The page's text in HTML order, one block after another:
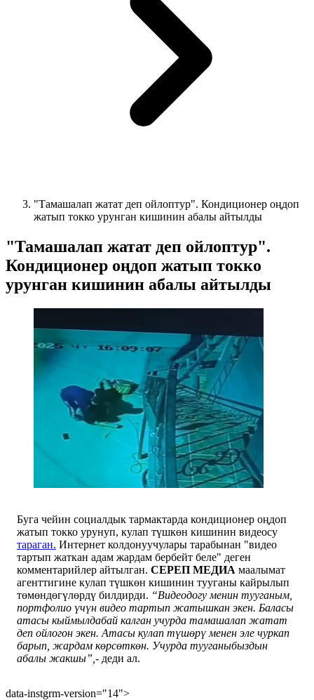
"Тамашалап жатат деп ойлоптур". Кондиционер оңдоп
жатып токко урунган кишинин абалы айтылды
"Тамашалап жатат деп ойлоптур".
Кондиционер оңдоп жатып токко
урунган кишинин абалы айтылды
Буга чейин социалдык тармактарда кондиционер оңдоп
жатып токко урунуп, кулап түшкөн кишинин видеосу
тараган. Интернет колдонуучулары тарабынан "видео
тартып жаткан адам жардам бербейт беле" деген
комментарийлер айтылган. СЕРЕП МЕДИА маалымат
агенттигине кулап түшкөн кишинин тууганы кайрылып
төмөндөгүлөрдү билдирди. “Видеодогу менин тууганым,
портфолио үчүн видео тартып жатышкан экен. Баласы
атасы кыймылдабай калган учурда тамашалап жатат
деп ойлогон экен. Атасы кулап түшөрү менен эле чуркап
барып, жардам көрсөткөн. Учурда тууганыбыздын
абалы жакшы”,- деди ал.
data-instgrm-version="14">